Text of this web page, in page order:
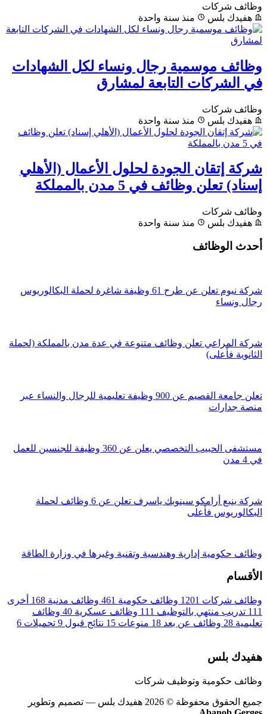
وظائف شركات
هفيدك بلس
منذ سنة واحدة
وظائف موسمية رجال ونساء لكل الشهادات
في الشركات التابعة لمشارق
وظائف شركات
هفيدك بلس
منذ سنة واحدة
شركة إتقان الجودة لحلول الأعمال (الأهلي
إسناد) تعلن وظائف في 5 مدن بالمملكة
وظائف شركات
هفيدك بلس
منذ سنة واحدة
أحدث الوظائف
شركة نيوم تعلن عن طرح 61 وظيفة شاغرة لحملة البكالوريوس
رجال ونساء
شركة المراعي تعلن وظائف متنوعة في عدة مدن بالمملكة (لحملة
الثانوية فأعلى)
تعلن جامعة القصيم عن 900 وظيفة تعليمية للرجال والنساء عبر
منصة جدارات
مستشفى الحبيب التخصصي يعلن عن 360 وظيفة للجنسين للعمل
في 4 مدن
شركة ينبع أرامكو سينوبك ياسرف تعلن عن 6 وظائف لحملة
البكالوريوس فأعلى
وظائف حكومية إدارية وهندسية وتقنية وغيرها في وزارة الطاقة
الأقسام
وظائف شركات 1201 وظائف حكومية 461 وظائف مدنية 168 أخرى
111 تدريب منتهي بالتوظيف 111 وظائف عسكرية 40 وظائف
تعليمية 28 وظائف عن بعد 18 منوعات 15 نتائج قبول 9 تحميلات 6
هفيدك بلس
وظائف حكومية وتوظيف شركات
جميع الحقوق محفوظة © 2026 هفيدك بلس
— تصميم وتطوير